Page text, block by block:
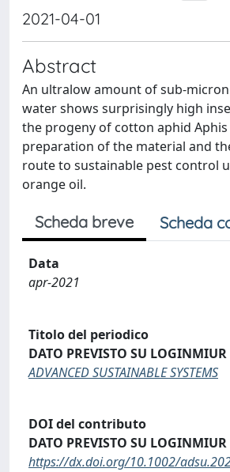
2021-04-01
Abstract
An ultralow amount of sub-
water shows surprisingly high
the progeny of cotton aphid
preparation of the material and
route to sustainable pest control
orange oil.
Scheda breve Scheda
Data
apr-2021
Titolo del periodico
DATO PREVISTO SU LOGINMIUR
ADVANCED SUSTAINABLE SYSTEMS
DOI del contributo
DATO PREVISTO SU LOGINMIUR
https://dx.doi.org/10.1002/